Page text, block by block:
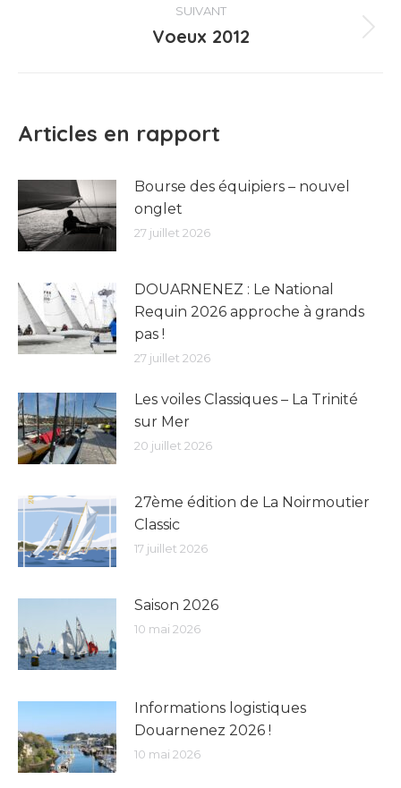
SUIVANT
Article
Voeux 2012
Articles en rapport
Bourse des équipiers – nouvel
onglet
27 juillet 2026
DOUARNENEZ : Le National
Requin 2026 approche à grands
pas !
27 juillet 2026
Les voiles Classiques – La Trinité
sur Mer
20 juillet 2026
27ème édition de La Noirmoutier
Classic
17 juillet 2026
Saison 2026
10 mai 2026
Informations logistiques
Douarnenez 2026 !
10 mai 2026